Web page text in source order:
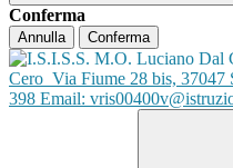
Conferma
Annulla Conferma
Cero Via Fiume 28 bis, 37047
398 Email: